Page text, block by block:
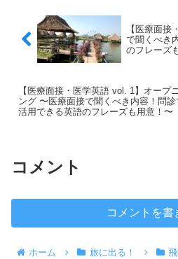
【医療面
で聞くべき
のフレーズ
【医療面接・医学英語 vol. 1】オープニ
ング 〜医療面接で聞くべき内容！問診
活用できる英語のフレーズも用意！〜
コメント
コメントを書
ホーム 旅に出る！